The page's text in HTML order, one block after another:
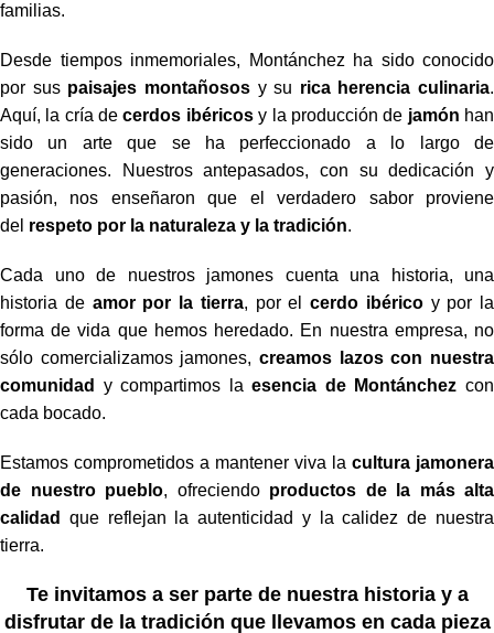
familias.
Desde tiempos inmemoriales, Montánchez ha sido conocido
por sus paisajes montañososy su rica herencia culinaria.
Aquí, la cría decerdos ibéricosy la producción de jamón han
sido un arte que se ha perfeccionado a lo largo de
generaciones. Nuestros antepasados, con su dedicación y
pasión, nos enseñaron que el verdadero sabor proviene
del respeto por la naturaleza y la tradición.
Cada uno de nuestros jamones cuenta una historia, una
historia deamor por la tierra, por el cerdo ibéricoy por la
forma de vida que hemos heredado. En nuestra empresa, no
sólo comercializamos jamones, creamos lazos con nuestra
comunidad
y compartimos laesencia de Montánchez con
cada bocado.
Estamos comprometidos a mantener viva la cultura jamonera
de nuestro pueblo, ofreciendo productos de la más alta
calidad
que reflejan la autenticidad y la calidez de nuestra
tierra.
Te invitamos a ser parte de nuestra historia y a
disfrutar de la tradición que llevamos en cada pieza